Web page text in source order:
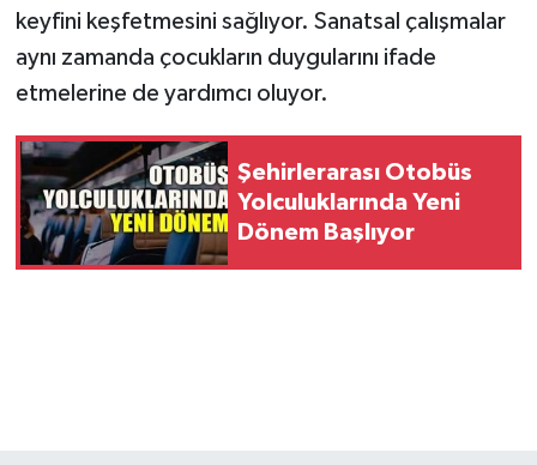
keyfini keşfetmesini sağlıyor. Sanatsal çalışmalar
aynı zamanda çocukların duygularını ifade
etmelerine de yardımcı oluyor.
Şehirlerarası Otobüs
Yolculuklarında Yeni
Dönem Başlıyor